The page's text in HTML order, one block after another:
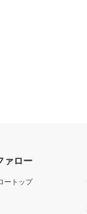
ァロー
ートップ